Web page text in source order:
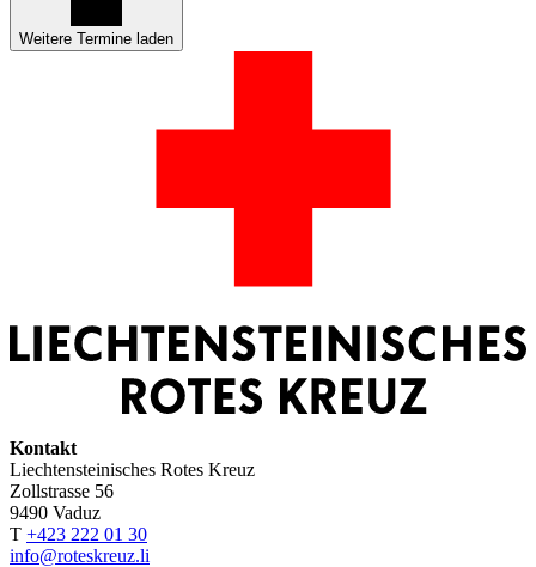
Weitere Termine laden
Kontakt
Liechtensteinisches Rotes Kreuz
Zollstrasse 56
9490 Vaduz
T +423 222 01 30
info@roteskreuz.li